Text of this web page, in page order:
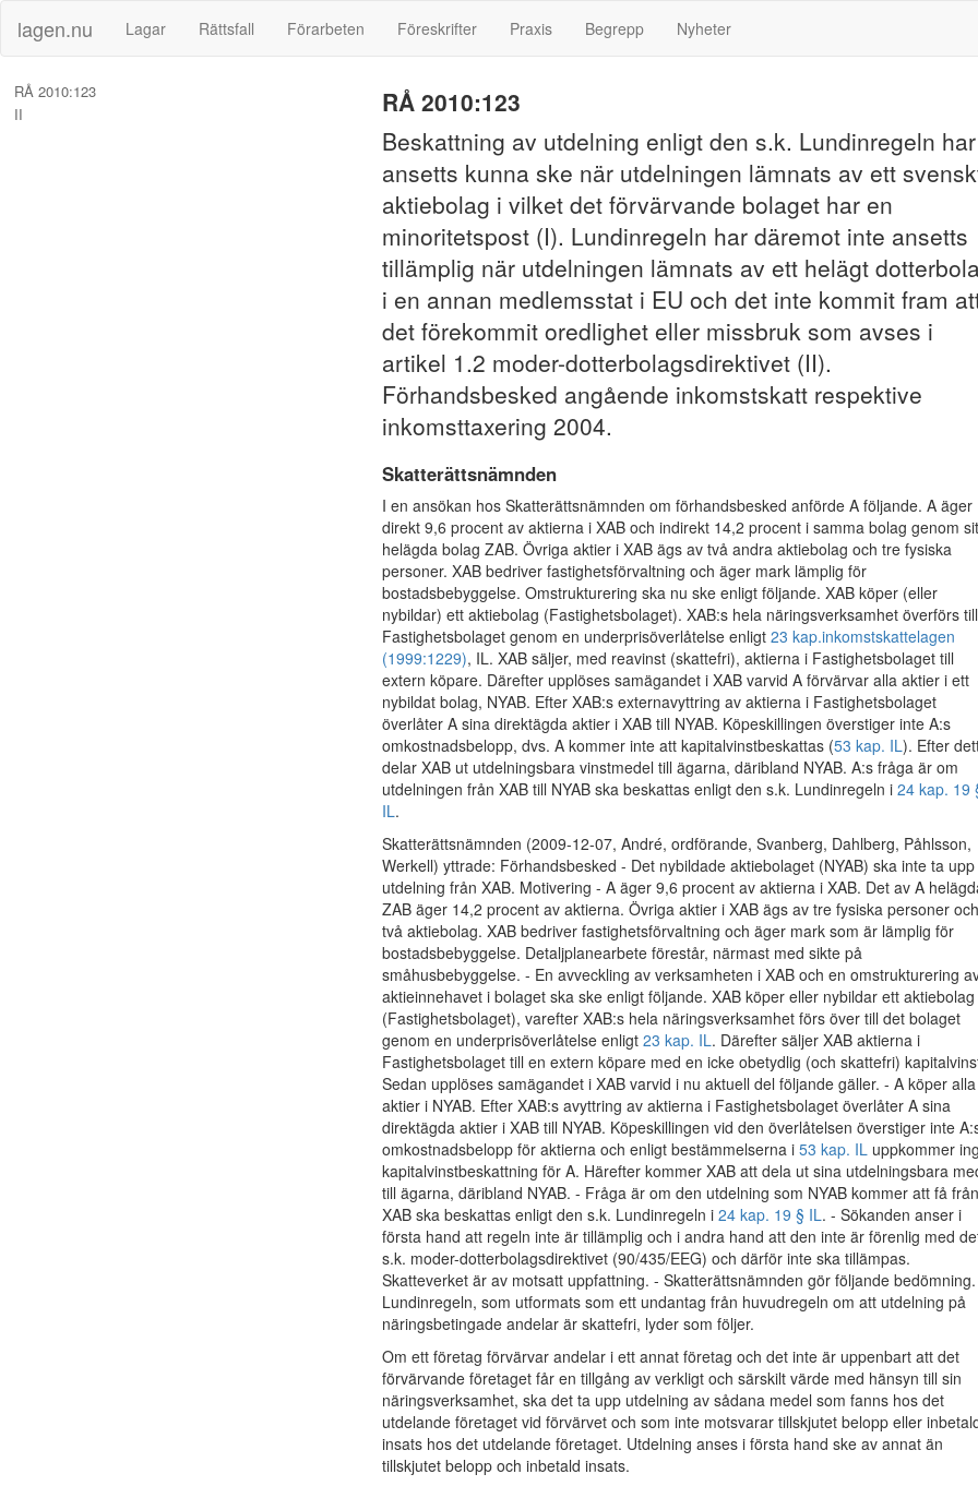
lagen.nu Lagar Rättsfall Förarbeten Föreskrifter Praxis Begrepp Nyheter
RÅ 2010:123
II
RÅ 2010:123
Beskattning av utdelning enligt den s.k. Lundinregeln har
ansetts kunna ske när utdelningen lämnats av ett
aktiebolag i vilket det förvärvande bolaget har en
minoritetspost (I). Lundinregeln har däremot inte ansetts
tillämplig när utdelningen lämnats av ett helägt
i en annan medlemsstat i EU och det inte kommit fram
det förekommit oredlighet eller missbruk som avses i
artikel 1.2 moder-dotterbolagsdirektivet (II).
Förhandsbesked angående inkomstskatt respektive
inkomsttaxering 2004.
Skatterättsnämnden
I en ansökan hos Skatterättsnämnden om förhandsbesked anförde A följande. A äger
direkt 9,6 procent av aktierna i XAB och indirekt 14,2 procent i samma bolag genom
helägda bolag ZAB. Övriga aktier i XAB ägs av två andra aktiebolag och tre fysiska
personer. XAB bedriver fastighetsförvaltning och äger mark lämplig för
bostadsbebyggelse. Omstrukturering ska nu ske enligt följande. XAB köper (eller
nybildar) ett aktiebolag (Fastighetsbolaget). XAB:s hela näringsverksamhet överförs till
Fastighetsbolaget genom en underprisöverlåtelse enligt 23 kap.inkomstskattelagen
(1999:1229), IL. XAB säljer, med reavinst (skattefri), aktierna i Fastighetsbolaget till
extern köpare. Därefter upplöses samägandet i XAB varvid A förvärvar alla aktier i ett
nybildat bolag, NYAB. Efter XAB:s externavyttring av aktierna i Fastighetsbolaget
överlåter A sina direktägda aktier i XAB till NYAB. Köpeskillingen överstiger inte A:s
omkostnadsbelopp, dvs. A kommer inte att kapitalvinstbeskattas (53 kap. IL). Efter
delar XAB ut utdelningsbara vinstmedel till ägarna, däribland NYAB. A:s fråga är om
utdelningen från XAB till NYAB ska beskattas enligt den s.k. Lundinregeln i 24 kap. 19
IL.
Skatterättsnämnden (2009-12-07, André, ordförande, Svanberg, Dahlberg, Påhlsson,
Werkell) yttrade: Förhandsbesked - Det nybildade aktiebolaget (NYAB) ska inte ta upp
utdelning från XAB. Motivering - A äger 9,6 procent av aktierna i XAB. Det av A
ZAB äger 14,2 procent av aktierna. Övriga aktier i XAB ägs av tre fysiska personer och
två aktiebolag. XAB bedriver fastighetsförvaltning och äger mark som är lämplig för
bostadsbebyggelse. Detaljplanearbete förestår, närmast med sikte på
småhusbebyggelse. - En avveckling av verksamheten i XAB och en omstrukturering
aktieinnehavet i bolaget ska ske enligt följande. XAB köper eller nybildar ett aktiebolag
(Fastighetsbolaget), varefter XAB:s hela näringsverksamhet förs över till det bolaget
genom en underprisöverlåtelse enligt 23 kap. IL. Därefter säljer XAB aktierna i
Fastighetsbolaget till en extern köpare med en icke obetydlig (och skattefri)
Sedan upplöses samägandet i XAB varvid i nu aktuell del följande gäller. - A köper alla
aktier i NYAB. Efter XAB:s avyttring av aktierna i Fastighetsbolaget överlåter A sina
direktägda aktier i XAB till NYAB. Köpeskillingen vid den överlåtelsen överstiger inte
omkostnadsbelopp för aktierna och enligt bestämmelserna i 53 kap. IL uppkommer
kapitalvinstbeskattning för A. Härefter kommer XAB att dela ut sina utdelningsbara
till ägarna, däribland NYAB. - Fråga är om den utdelning som NYAB kommer att få från
XAB ska beskattas enligt den s.k. Lundinregeln i 24 kap. 19 § IL. - Sökanden anser i
första hand att regeln inte är tillämplig och i andra hand att den inte är förenlig med
s.k. moder-dotterbolagsdirektivet (90/435/EEG) och därför inte ska tillämpas.
Skatteverket är av motsatt uppfattning. - Skatterättsnämnden gör följande
Lundinregeln, som utformats som ett undantag från huvudregeln om att utdelning på
näringsbetingade andelar är skattefri, lyder som följer.
Om ett företag förvärvar andelar i ett annat företag och det inte är uppenbart att det
förvärvande företaget får en tillgång av verkligt och särskilt värde med hänsyn till sin
näringsverksamhet, ska det ta upp utdelning av sådana medel som fanns hos det
utdelande företaget vid förvärvet och som inte motsvarar tillskjutet belopp eller
insats hos det utdelande företaget. Utdelning anses i första hand ske av annat än
tillskjutet belopp och inbetald insats.